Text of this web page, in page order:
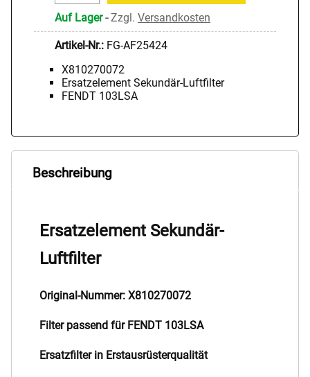
Auf Lager-Zzgl. Versandkosten
Artikel-Nr.: FG-AF25424
X810270072
Ersatzelement Sekundär-Luftfilter
FENDT 103LSA
Beschreibung
Ersatzelement Sekundär-
Luftfilter
Original-Nummer: X810270072
Filter passend für FENDT 103LSA
Ersatzfilter in Erstausrüsterqualität